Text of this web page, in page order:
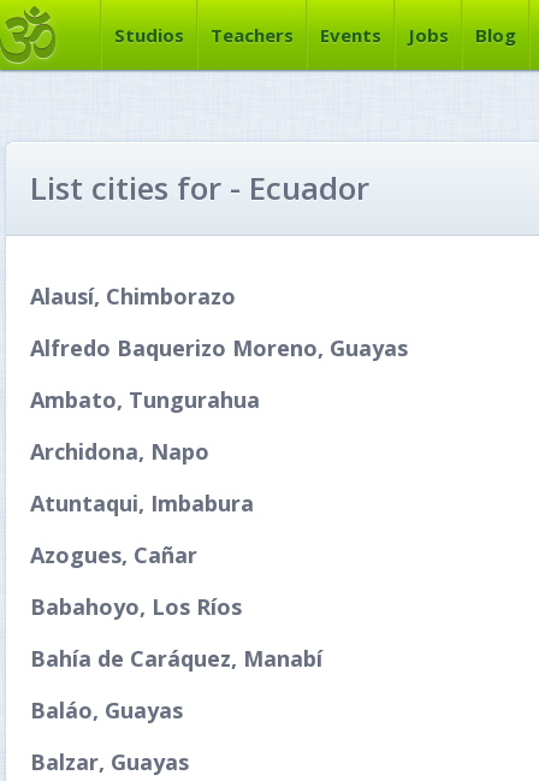
Studios Teachers Events Jobs Blog
List cities for - Ecuador
Alausí, Chimborazo
Alfredo Baquerizo Moreno, Guayas
Ambato, Tungurahua
Archidona, Napo
Atuntaqui, Imbabura
Azogues, Cañar
Babahoyo, Los Ríos
Bahía de Caráquez, Manabí
Baláo, Guayas
Balzar, Guayas